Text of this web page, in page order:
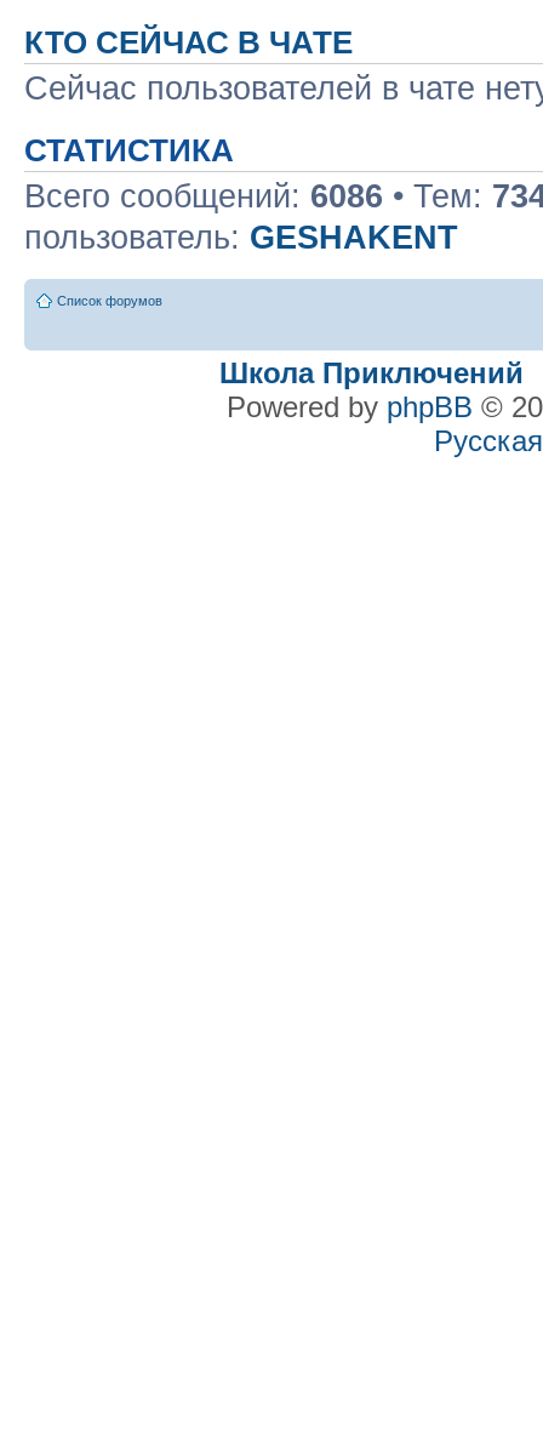
КТО СЕЙЧАС В ЧАТЕ
Сейчас пользователей в чате
СТАТИСТИКА
Всего сообщений: 6086 • Тем:
пользователь: GESHAKENT
Список форумов
Школа
Powered by phpBB ©